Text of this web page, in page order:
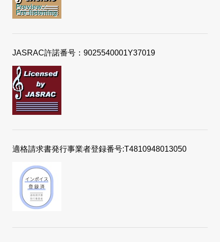
JASRAC許諾番号：9025540001Y37019
適格請求書発行事業者登録番号:T4810948013050